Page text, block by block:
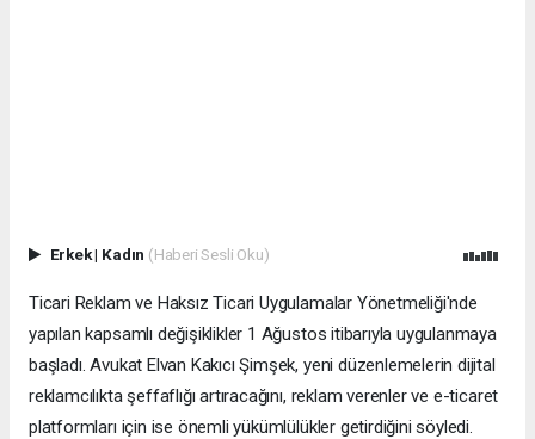
Erkek| Kadın (Haberi Sesli Oku)
Ticari Reklam ve Haksız Ticari Uygulamalar Yönetmeliği'nde
yapılan kapsamlı değişiklikler 1 Ağustos itibarıyla uygulanmaya
başladı. Avukat Elvan Kakıcı Şimşek, yeni düzenlemelerin dijital
reklamcılıkta şeffaflığı artıracağını, reklam verenler ve e-ticaret
platformları için ise önemli yükümlülükler getirdiğini söyledi.